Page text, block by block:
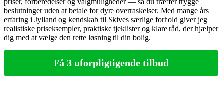
beslutninger uden at betale for dyre overraskelser. Med mange års
erfaring i Jylland og kendskab til Skives særlige forhold giver jeg
realistiske priseksempler, praktiske tjeklister og klare råd, der hjælper
dig med at vælge den rette løsning til din bolig.
Få 3 uforpligtigende tilbud